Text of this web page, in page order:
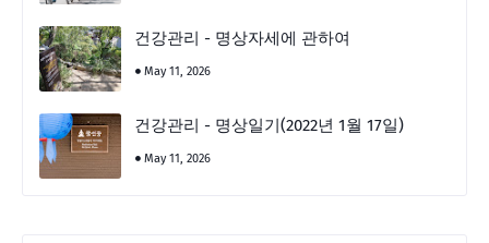
건강관리 - 명상자세에 관하여
May 11, 2026
건강관리 - 명상일기(2022년 1월 17일)
May 11, 2026